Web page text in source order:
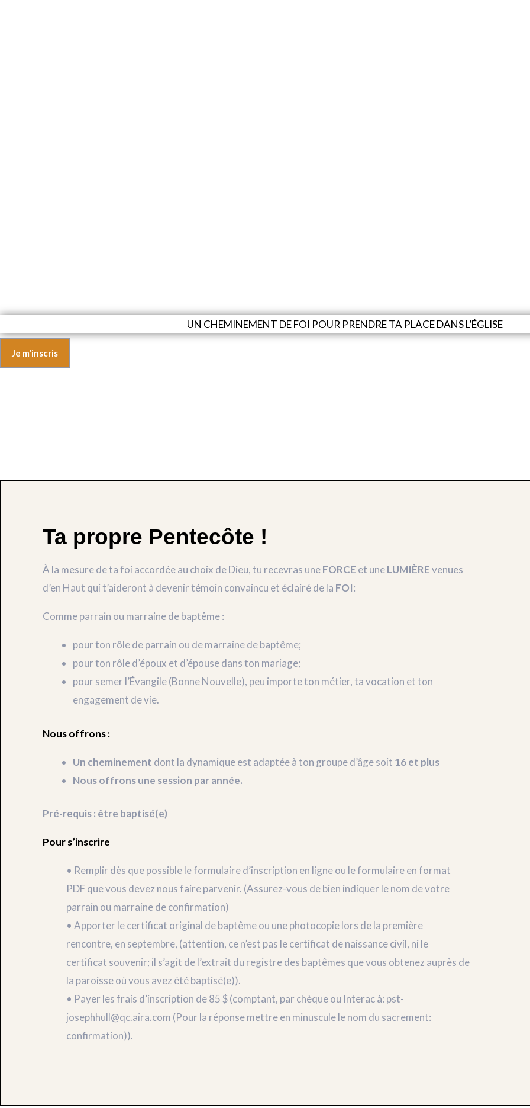
UN CHEMINEMENT DE FOI POUR PRENDRE TA PLACE DANS L’ÉGLISE
Je m'inscris
Ta propre Pentecôte !
À la mesure de ta foi accordée au choix de Dieu, tu recevras uneFORCE et uneLUMIÈREvenues
d’en Haut qui t’aideront à devenir témoin convaincu et éclairé de la FOI:
Comme parrain ou marraine de baptême :
pour ton rôle de parrain ou de marraine de baptême;
pour ton rôle d’époux et d’épouse dans ton mariage;
pour semer l’Évangile (Bonne Nouvelle), peu importe ton métier, ta vocation et ton
engagement de vie.
Nous offrons :
Un cheminement dont la dynamique est adaptée à ton groupe d’âge soit 16 et plus
Nous offrons une session par année.
Pré-requis : être baptisé(e)
Pour s’inscrire
• Remplir dès que possible le formulaire d’inscription en ligne ou le formulaire en format
PDF que vous devez nous faire parvenir. (Assurez-vous de bien indiquer le nom de votre
parrain ou marraine de confirmation)
• Apporter le certificat original de baptême ou une photocopie lors de la première
rencontre, en septembre, (attention, ce n’est pas le certificat de naissance civil, ni le
certificat souvenir; il s’agit de l’extrait du registre des baptêmes que vous obtenez auprès de
la paroisse où vous avez été baptisé(e)).
• Payer les frais d’inscription de 85 $ (comptant, par chèque ou Interac à: pst-
josephhull@qc.aira.com (Pour la réponse mettre en minuscule le nom du sacrement:
confirmation)).